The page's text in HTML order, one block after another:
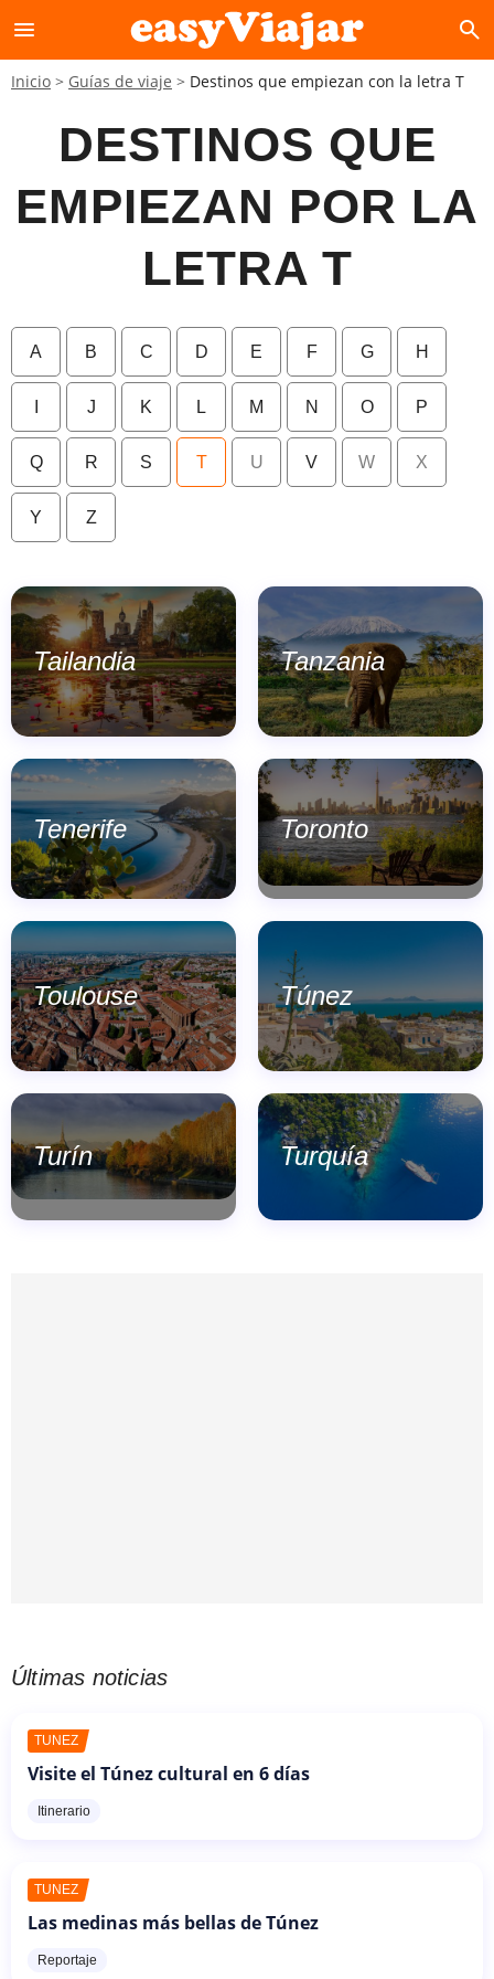
menu search
Inicio Guías de viaje Destinos que empiezan con la letra T
DESTINOS QUE
EMPIEZAN POR LA
LETRA T
A B C D E F G H
J K L M N O P
Q R S T U V W X
Y Z
Tailandia Tanzania
Tenerife Toronto
Toulouse Túnez
Turín Turquía
Últimas noticias
TÚNEZ
Visite el Túnez cultural en 6 días
Itinerario
TÚNEZ
Las medinas más bellas de Túnez
Reportaje